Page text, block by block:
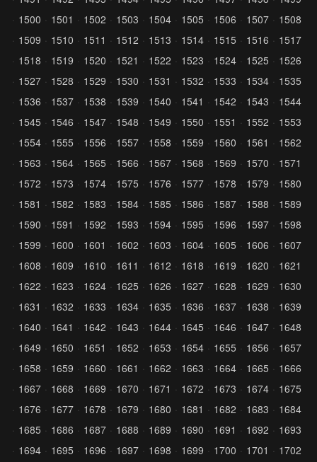
1500
1501 1502 1503 1504 1505 1506 1507
1508
1509
1510 1511 1512 1513 1514 1515 1516
1517
1518
1519 1520 1521 1522 1523 1524 1525
1526
1527
1528 1529 1530 1531 1532 1533 1534
1535
1536
1537 1538 1539 1540 1541 1542 1543
1544
1545
1546 1547 1548 1549 1550 1551 1552
1553
1554
1555 1556 1557 1558 1559 1560 1561
1562
1563
1564 1565 1566 1567 1568 1569 1570
1571
1572
1573 1574 1575 1576 1577 1578 1579
1580
1581
1582 1583 1584 1585 1586 1587 1588
1589
1590
1591 1592 1593 1594 1595 1596 1597
1598
1599
1600 1601 1602 1603 1604 1605 1606
1607
1608
1609 1610 1611 1612 1618 1619 1620
1621
1622
1623 1624 1625 1626 1627 1628 1629
1630
1631
1632 1633 1634 1635 1636 1637 1638
1639
1640
1641 1642 1643 1644 1645 1646 1647
1648
1649
1650 1651 1652 1653 1654 1655 1656
1657
1658
1659 1660 1661 1662 1663 1664 1665
1666
1667
1668 1669 1670 1671 1672 1673 1674
1675
1676
1677 1678 1679 1680 1681 1682 1683
1684
1685
1686 1687 1688 1689 1690 1691 1692
1693
1694
1695 1696 1697 1698 1699 1700 1701
1702